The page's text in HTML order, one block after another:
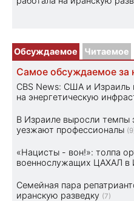
Обсуждаемое Читаемое
Самое обсуждаемое за
CBS News: США и Израиль
на энергетическую
В Израиле выросли темпы
уезжают профессионалы
«Нацисты - вон!»: толпа
военнослужащих ЦАХАЛ в
Семейная пара
иранскую разведку (7)